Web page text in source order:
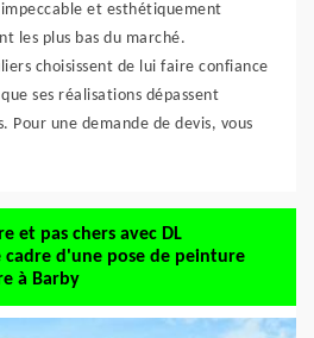
et esthétiquement
les plus bas du marché.
choisissent de lui faire confiance
ses réalisations dépassent
une demande de devis, vous
et pas chers avec DL
cadre d'une pose de peinture
à Barby